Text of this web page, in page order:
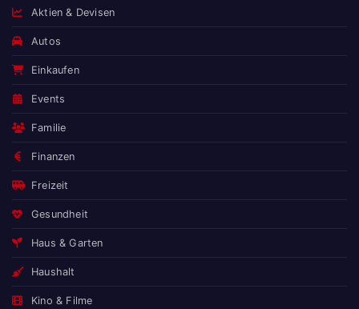
Aktien & Devisen
Autos
Einkaufen
Events
Familie
Finanzen
Freizeit
Gesundheit
Haus & Garten
Haushalt
Kino & Filme